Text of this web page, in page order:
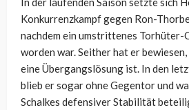
Konkurrenzkampf gegen Ron-
nachdem ein umstrittenes
worden war. Seither hat er
eine Übergangslösung ist. In den
blieb er sogar ohne Gegentor und
Schalkes defensiver Stabilität